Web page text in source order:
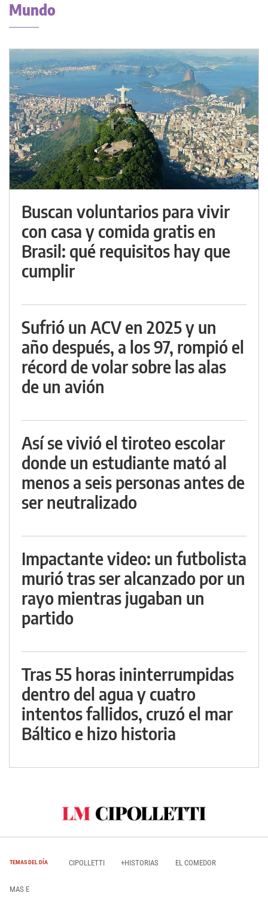
Mundo
Buscan voluntarios para vivir
con casa y comida gratis en
Brasil: qué requisitos hay que
cumplir
Sufrió un ACV en 2025 y un
año después, a los 97, rompió el
récord de volar sobre las alas
de un avión
Así se vivió el tiroteo escolar
donde un estudiante mató al
menos a seis personas antes de
ser neutralizado
Impactante video: un futbolista
murió tras ser alcanzado por un
rayo mientras jugaban un
partido
Tras 55 horas ininterrumpidas
dentro del agua y cuatro
intentos fallidos, cruzó el mar
Báltico e hizo historia
TEMAS DEL DÍA CIPOLLETTI +HISTORIAS EL COMEDOR
MAS E